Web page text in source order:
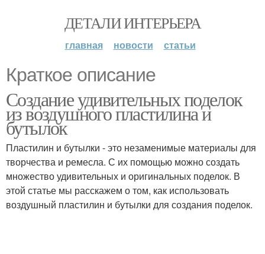
ДЕТАЛИ ИНТЕРЬЕРА
главная новости статьи
Краткое описание
Создание удивительных поделок
из воздушного пластилина и
бутылок
Пластилин и бутылки - это незаменимые материалы для
творчества и ремесла. С их помощью можно создать
множество удивительных и оригинальных поделок. В
этой статье мы расскажем о том, как использовать
воздушный пластилин и бутылки для создания поделок.